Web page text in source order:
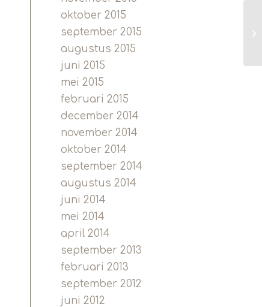
oktober 2015
september 2015
augustus 2015
juni 2015
mei 2015
februari 2015
december 2014
november 2014
oktober 2014
september 2014
augustus 2014
juni 2014
mei 2014
april 2014
september 2013
februari 2013
september 2012
juni 2012